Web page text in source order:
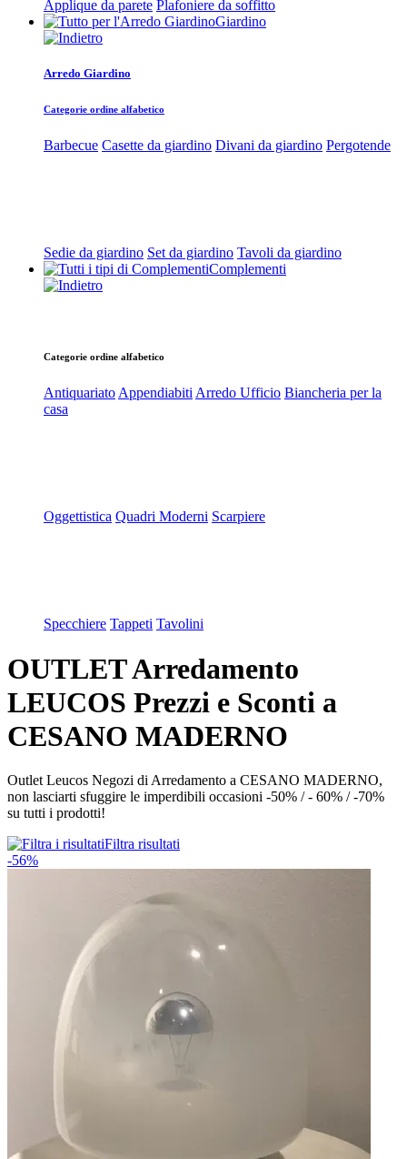
Applique da parete Plafoniere da soffitto
Giardino
Arredo Giardino
Categorie ordine alfabetico
Barbecue Casette da giardino Divani da giardino Pergotende
Sedie da giardino Set da giardino Tavoli da giardino
Complementi
Categorie ordine alfabetico
Antiquariato Appendiabiti Arredo Ufficio Biancheria per la
casa
Oggettistica Quadri Moderni Scarpiere
Specchiere Tappeti Tavolini
OUTLET Arredamento
LEUCOS Prezzi e Sconti a
CESANO MADERNO
Outlet Leucos Negozi di Arredamento a CESANO MADERNO,
non lasciarti sfuggire le imperdibili occasioni -50% / - 60% / -70%
su tutti i prodotti!
Filtra risultati
-56%